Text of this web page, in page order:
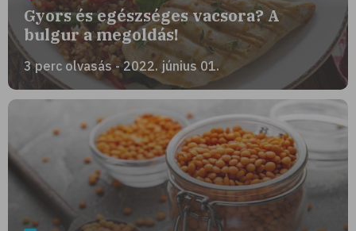
Gyors és egészséges vacsora? A
bulgur a megoldás!
3 perc olvasás - 2022. június 01.